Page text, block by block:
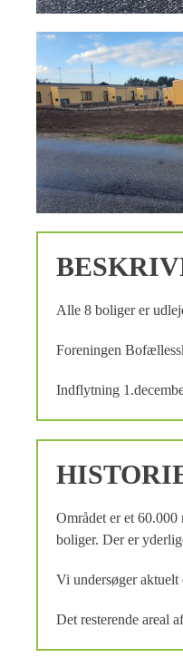
Alle 8 boliger er
Foreningen
Indflytning
Området er et
boliger. Der er
Vi undersøger
Det resterende areal